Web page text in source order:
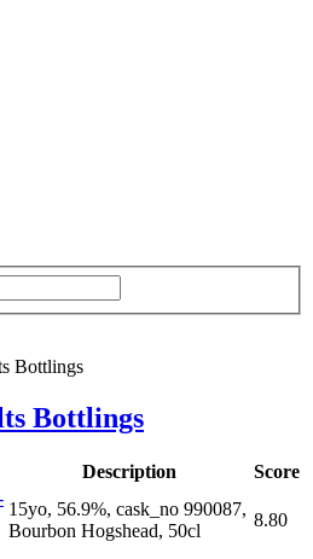
Bottlings
Bottlings
Description
Score
15yo, 56.9%, cask_no 990087,
Bourbon Hogshead, 50cl
8.80